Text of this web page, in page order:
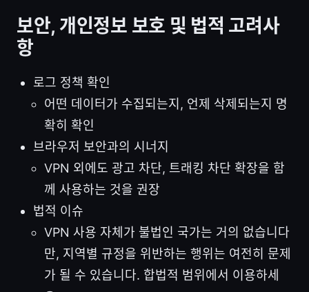
보안, 개인정보 보호 및 법적 고려사
항
로그 정책 확인
어떤 데이터가 수집되는지, 언제 삭제되는지 명
확히 확인
브라우저 보안과의 시너지
VPN 외에도 광고 차단, 트래킹 차단 확장을 함
께 사용하는 것을 권장
법적 이슈
VPN 사용 자체가 불법인 국가는 거의 없습니다
만, 지역별 규정을 위반하는 행위는 여전히 문제
가 될 수 있습니다. 합법적 범위에서 이용하세